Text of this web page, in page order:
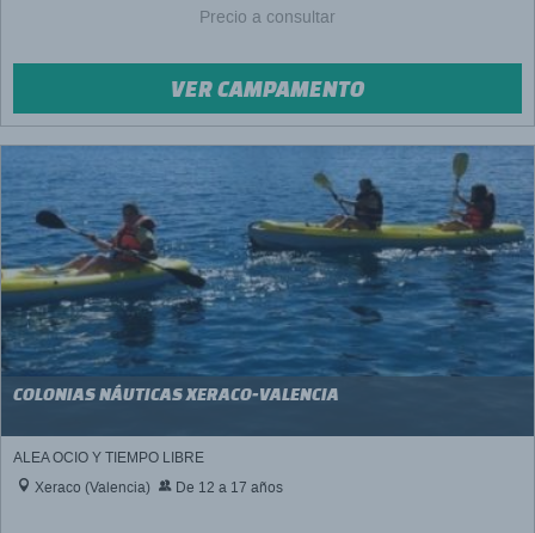
Precio a consultar
VER CAMPAMENTO
COLONIAS NÁUTICAS XERACO-VALENCIA
ALEA OCIO Y TIEMPO LIBRE
Xeraco (Valencia)
De 12 a 17 años